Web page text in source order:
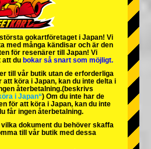
Tokyo Akihabara#1
Tokyo Bay
Osaka
gokartföretaget i Japan! Vi
med många kändisar och är den
för resenärer till Japan! Vi
att du bokar så snart som möjligt.
till vår butik utan de erforderliga
köra i Japan, kan du inte delta i
återbetalning.(beskrivs
i Japan“) Om du inte har de
för att köra i Japan, kan du inte
får ingen återbetalning.
dokument du behöver skaffa
till vår butik med dessa